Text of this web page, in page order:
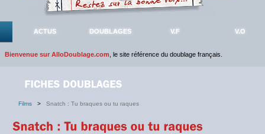
ACTUS DOUBLAGES V.F V.O
Bienvenue sur AlloDoublage.com , le site référence du doublage français.
Films > Snatch : Tu braques ou tu raques